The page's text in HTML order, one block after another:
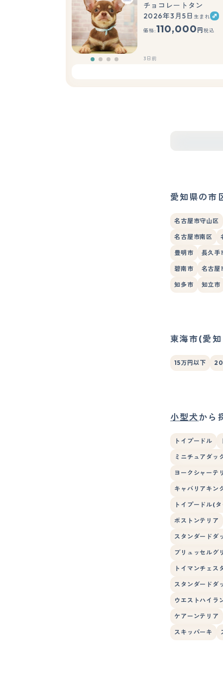
チョコレートタン
2026年3月5日 生まれ
価格:110,000 円 税込
3日前
愛知県の市
名古屋市守山区
名古屋市南区
豊明市 長久手
碧南市 名古屋
知多市 知立市
東海市(愛
15万円以下
小型犬から
トイプードル
ミニチュアダッ
ヨークシャーテ
キャバリアキン
トイプードル(
ボストンテリア
スタンダードダ
ブリュッセルグ
トイマンチェス
スタンダードダ
ウエストハイラ
ケアーンテリア
スキッパーキ